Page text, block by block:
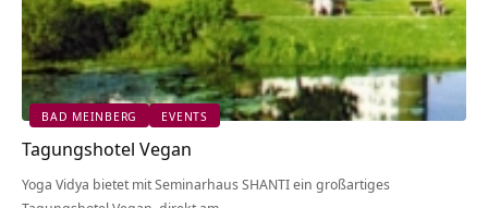
BAD MEINBERG EVENTS
Tagungshotel Vegan
Yoga Vidya bietet mit Seminarhaus SHANTI ein großartiges